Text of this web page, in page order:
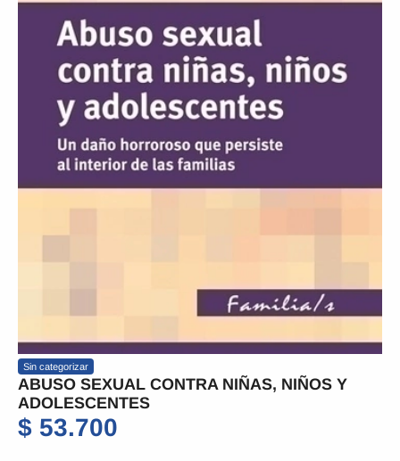
Sin categorizar
ABUSO SEXUAL CONTRA NIÑAS, NIÑOS Y
ADOLESCENTES
$ 53.700